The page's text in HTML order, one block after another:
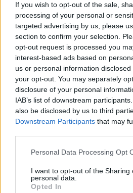
If you wish to opt-out of the sale,
processing of your personal or
targeted advertising by us, please
section to confirm your selection.
opt-out request is processed you
interest-based ads based on
us or personal information
your opt-out. You may separately
disclosure of your personal
IAB’s list of downstream
also be disclosed by us to third
Downstream Participants that may
Personal Data Processing Opt
I want to opt-out of the Sharing
personal data.
Opted In
Steur kiest voor Newcastle
duidelijkheid bij Ajax
Blind kan bij Ajax de speler
“Twente was toen niet
terug op Ajax-keuze
De transferprioriteiten van
duidelijker
Ajax begint voorbereiding
Zo overtuigde PSV Sven